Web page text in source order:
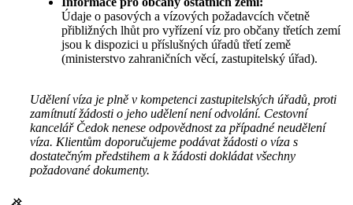
Údaje o pasových a vízových požadavcích včetně
přibližných lhůt pro vyřízení víz pro občany třetích zemí
jsou k dispozici u příslušných úřadů třetí země
(ministerstvo zahraničních věcí, zastupitelský úřad).
Udělení víza je plně v kompetenci zastupitelských úřadů, proti
zamítnutí žádosti o jeho udělení není odvolání. Cestovní
kancelář Čedok nenese odpovědnost za případné neudělení
víza. Klientům doporučujeme podávat žádosti o víza s
dostatečným předstihem a k žádosti dokládat všechny
požadované dokumenty.